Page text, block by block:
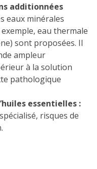
additionnées
eaux minérales
eau thermale
sont proposées. Il
ampleur
à la solution
pathologique
essentielles :
risques de